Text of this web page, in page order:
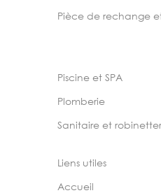
Pièce de rechange
Piscine et SPA
Plomberie
Sanitaire et
Liens utiles
Accueil